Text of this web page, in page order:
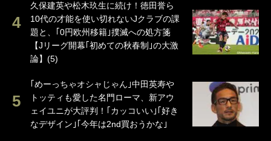
久保建英や松木玖生に続け！徳田誉ら
10代の才能を使い切れないJクラブの課
題と、｢0円欧州移籍｣撲滅への処方箋
【Jリーグ開幕｢初めての秋春制｣の大激
論】(5)
｢めーっちゃオシャじゃん｣中田英寿や
トッティも愛した名門ローマ、新アウ
ェイユニが大評判！｢カッコいい｣｢好き
なデザイン｣｢今年は2nd買おうかな｣